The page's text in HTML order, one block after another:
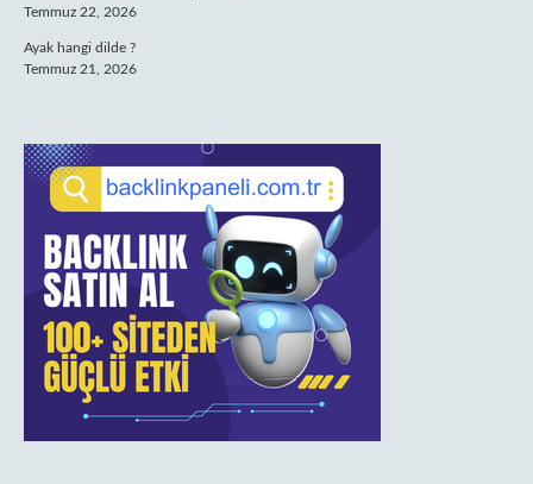
Temmuz 22, 2026
Ayak hangi dilde ?
Temmuz 21, 2026